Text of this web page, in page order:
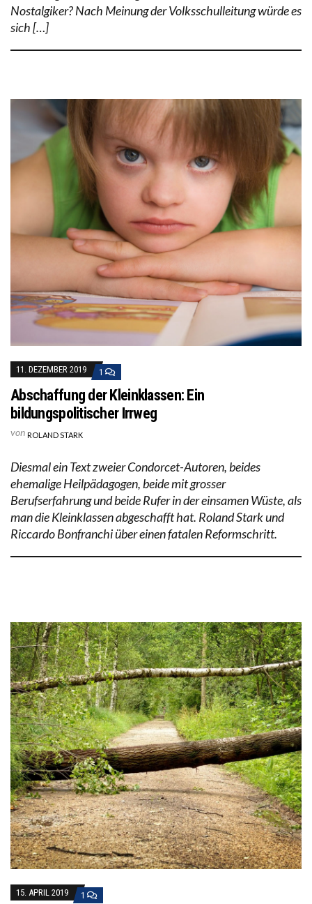
Nostalgiker? Nach Meinung der Volksschulleitung würde es
sich […]
11. DEZEMBER 2019 1
Abschaffung der Kleinklassen: Ein
bildungspolitischer Irrweg
von ROLAND STARK
Diesmal ein Text zweier Condorcet-Autoren, beides
ehemalige Heilpädagogen, beide mit grosser
Berufserfahrung und beide Rufer in der einsamen Wüste, als
man die Kleinklassen abgeschafft hat. Roland Stark und
Riccardo Bonfranchi über einen fatalen Reformschritt.
15. APRIL 2019 1